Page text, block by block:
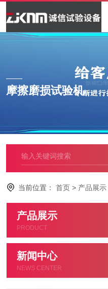
摩擦磨损试验机
当前位置： 首页 > 产品展示
产品展示
PRODUCT
新闻中心
NEWS CENTER